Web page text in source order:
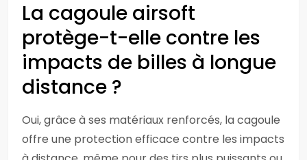
La cagoule airsoft
protège-t-elle contre les
impacts de billes à longue
distance ?
Oui, grâce à ses matériaux renforcés, la cagoule
offre une protection efficace contre les impacts